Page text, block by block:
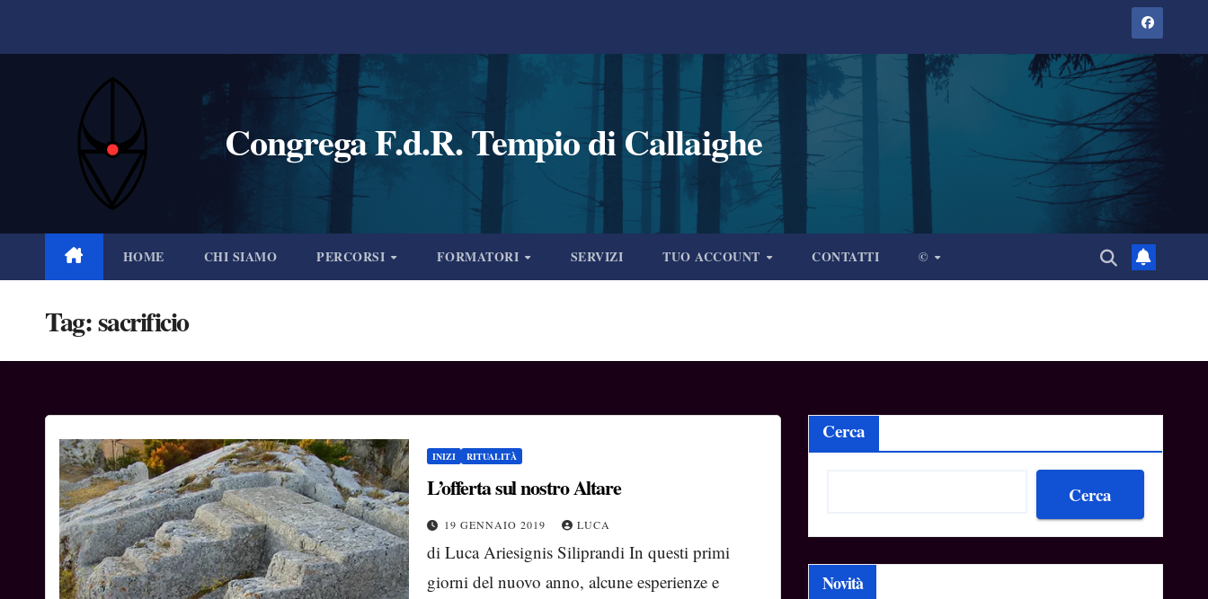
Congrega F.d.R. Tempio di Callaighe
HOME CHI SIAMO PERCORSI FORMATORI SERVIZI TUO ACCOUNT CONTATTI ©
Tag:sacrificio
INIZI RITUALITÀ
L’offerta sul nostro Altare
19 GENNAIO 2019 LUCA
di Luca Ariesignis Siliprandi In questi primi
giorni del nuovo anno, alcune esperienze e
Cerca
Cerca
Novità